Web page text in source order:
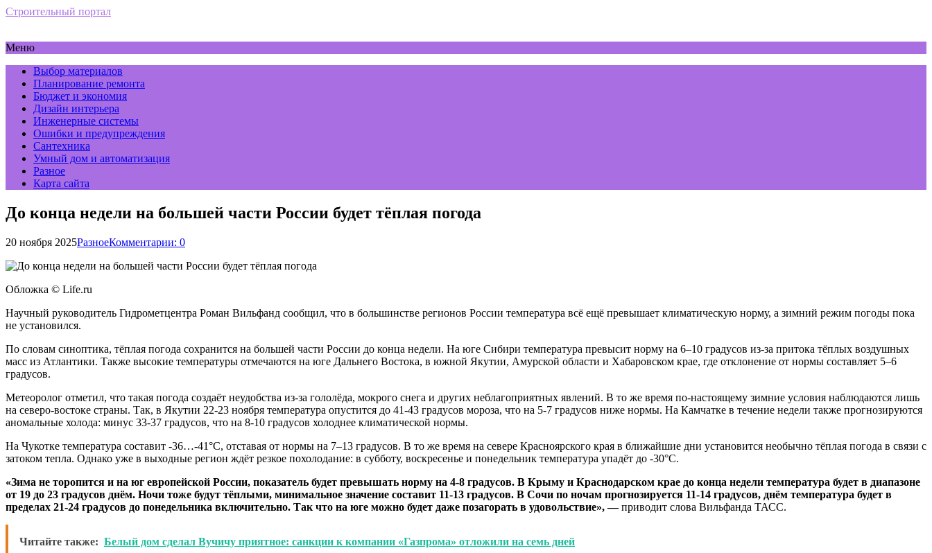
Строительный портал
Меню
Выбор материалов
Планирование ремонта
Бюджет и экономия
Дизайн интерьера
Инженерные системы
Ошибки и предупреждения
Сантехника
Умный дом и автоматизация
Разное
Карта сайта
До конца недели на большей части России будет тёплая погода
20 ноября 2025РазноеКомментарии: 0
Обложка © Life.ru
Научный руководитель Гидрометцентра Роман Вильфанд сообщил, что в большинстве регионов России температура всё ещё превышает климатическую норму, а зимний режим погоды пока
не установился.
По словам синоптика, тёплая погода сохранится на большей части России до конца недели. На юге Сибири температура превысит норму на 6–10 градусов из-за притока тёплых воздушных
масс из Атлантики. Также высокие температуры отмечаются на юге Дальнего Востока, в южной Якутии, Амурской области и Хабаровском крае, где отклонение от нормы составляет 5–6
градусов.
Метеоролог отметил, что такая погода создаёт неудобства из-за гололёда, мокрого снега и других неблагоприятных явлений. В то же время по-настоящему зимние условия наблюдаются лишь
на северо-востоке страны. Так, в Якутии 22-23 ноября температура опустится до 41-43 градусов мороза, что на 5-7 градусов ниже нормы. На Камчатке в течение недели также прогнозируются
аномальные холода: минус 33-37 градусов, что на 8-10 градусов холоднее климатической нормы.
На Чукотке температура составит -36…-41°C, отставая от нормы на 7–13 градусов. В то же время на севере Красноярского края в ближайшие дни установится необычно тёплая погода в связи с
затоком тепла. Однако уже в выходные регион ждёт резкое похолодание: в субботу, воскресенье и понедельник температура упадёт до -30°C.
«Зима не торопится и на юг европейской России, показатель будет превышать норму на 4-8 градусов. В Крыму и Краснодарском крае до конца недели температура будет в диапазоне
от 19 до 23 градусов днём. Ночи тоже будут тёплыми, минимальное значение составит 11-13 градусов. В Сочи по ночам прогнозируется 11-14 градусов, днём температура будет в
пределах 21-24 градусов до понедельника включительно. Так что на юге можно будет даже позагорать в удовольствие», —приводит слова Вильфанда ТАСС.
Читайте также: Белый дом сделал Вучичу приятное: санкции к компании «Газпрома» отложили на семь дней